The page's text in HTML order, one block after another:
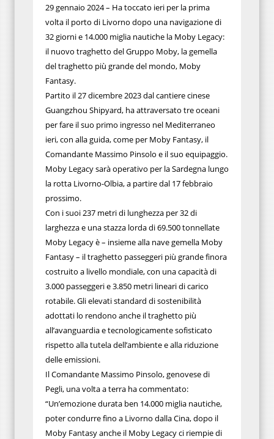
29 gennaio 2024 – Ha toccato ieri per la prima
volta il porto di Livorno dopo una navigazione di
32 giorni e 14.000 miglia nautiche la Moby Legacy:
il nuovo traghetto del Gruppo Moby, la gemella
del traghetto più grande del mondo, Moby
Fantasy.
Partito il 27 dicembre 2023 dal cantiere cinese
Guangzhou Shipyard, ha attraversato tre oceani
per fare il suo primo ingresso nel Mediterraneo
ieri, con alla guida, come per Moby Fantasy, il
Comandante Massimo Pinsolo e il suo equipaggio.
Moby Legacy sarà operativo per la Sardegna lungo
la rotta Livorno-Olbia, a partire dal 17 febbraio
prossimo.
Con i suoi 237 metri di lunghezza per 32 di
larghezza e una stazza lorda di 69.500 tonnellate
Moby Legacy è – insieme alla nave gemella Moby
Fantasy – il traghetto passeggeri più grande finora
costruito a livello mondiale, con una capacità di
3.000 passeggeri e 3.850 metri lineari di carico
rotabile. Gli elevati standard di sostenibilità
adottati lo rendono anche il traghetto più
all’avanguardia e tecnologicamente sofisticato
rispetto alla tutela dell’ambiente e alla riduzione
delle emissioni.
Il Comandante Massimo Pinsolo, genovese di
Pegli, una volta a terra ha commentato:
“Un’emozione durata ben 14.000 miglia nautiche,
poter condurre fino a Livorno dalla Cina, dopo il
Moby Fantasy anche il Moby Legacy ci riempie di